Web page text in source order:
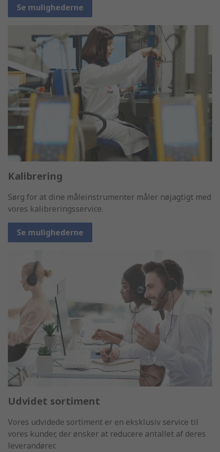
Se mulighederne
Kalibrering
Sørg for at dine måleinstrumenter måler nøjagtigt med
vores kalibreringsservice.
Se mulighederne
Udvidet sortiment
Vores udvidede sortiment er en eksklusiv service til
vores kunder, der ønsker at reducere antallet af deres
leverandører.